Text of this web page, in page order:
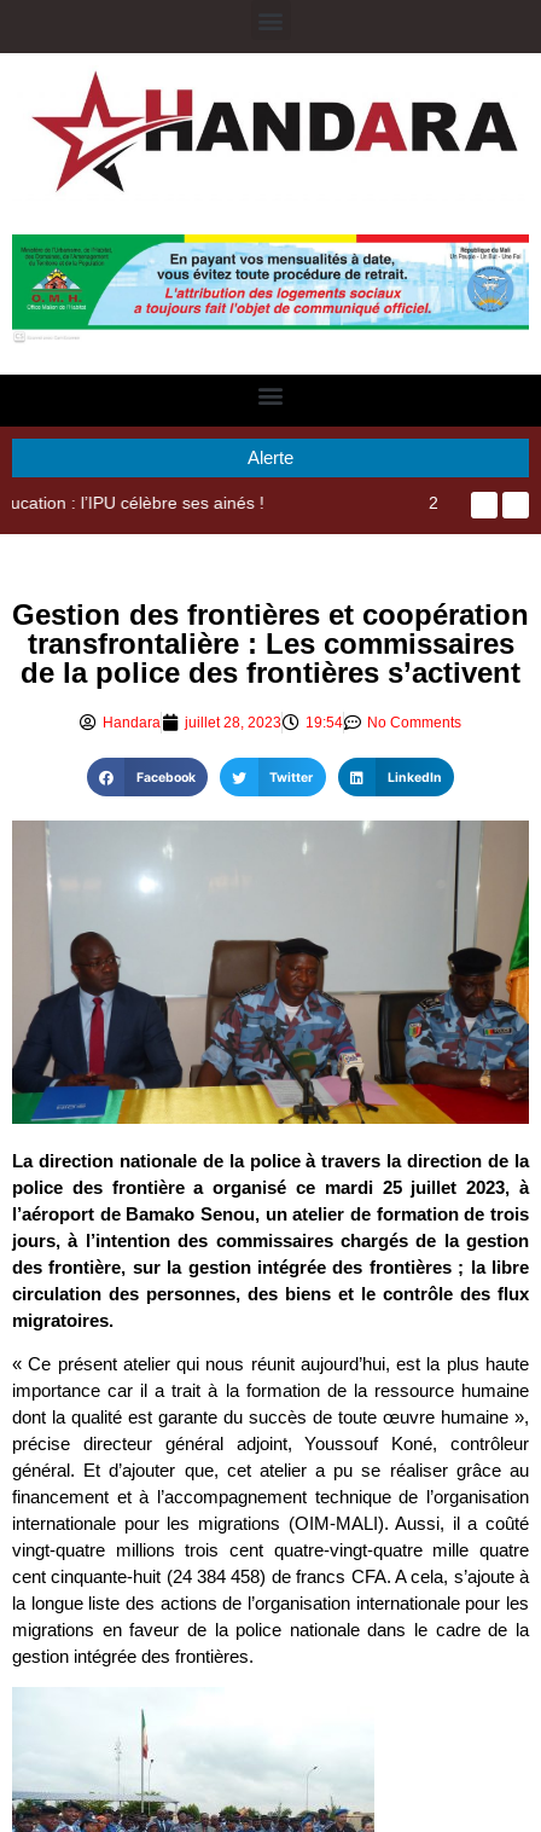
Alerte
29ème Assemblée Générale Ordinaire de l’Union Nyèsigiso : L’encours total des dépôts des membres passé de 18 milliards en 2024 à 21 milliards en 2025
Gestion des frontières et coopération
transfrontalière : Les commissaires
de la police des frontières s’activent
Handara juillet 28, 2023 19:54 No Comments
Facebook Twitter LinkedIn
La direction nationale de la police à travers la direction de la
police des frontière a organisé ce mardi 25 juillet 2023, à
l’aéroport de Bamako Senou, un atelier de formation de trois
jours, à l’intention des commissaires chargés de la gestion
des frontière, sur la gestion intégrée des frontières ; la libre
circulation des personnes, des biens et le contrôle des flux
migratoires.
« Ce présent atelier qui nous réunit aujourd’hui, est la plus haute
importance car il a trait à la formation de la ressource humaine
dont la qualité est garante du succès de toute œuvre humaine »,
précise directeur général adjoint, Youssouf Koné, contrôleur
général. Et d’ajouter que, cet atelier a pu se réaliser grâce au
financement et à l’accompagnement technique de l’organisation
internationale pour les migrations (OIM-MALI). Aussi, il a coûté
vingt-quatre millions trois cent quatre-vingt-quatre mille quatre
cent cinquante-huit (24 384 458) de francs CFA. A cela, s’ajoute à
la longue liste des actions de l’organisation internationale pour les
migrations en faveur de la police nationale dans le cadre de la
gestion intégrée des frontières.